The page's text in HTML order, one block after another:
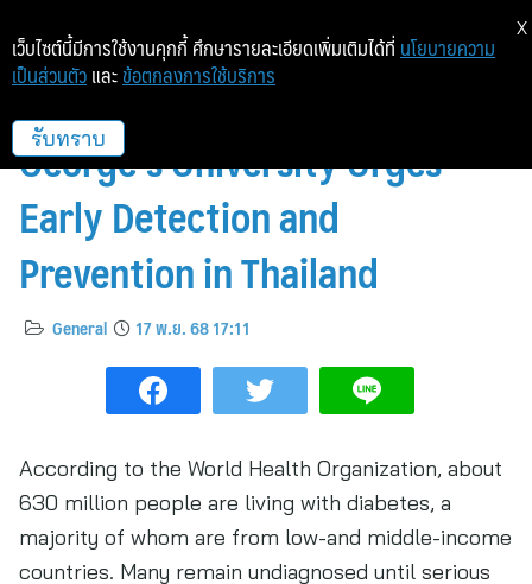
World Diabetes Day 2025: St.
George’s University Urges
Early Detection and
Prevention in Thailand
General 17 พ.ย. 68 17:11
According to the World Health Organization, about
630 million people are living with diabetes, a
majority of whom are from low-and middle-income
countries. Many remain undiagnosed until serious
เว็บไซต์นี้มีการใช้งานคุกกี้ ศึกษารายละเอียดเพิ่มเติมได้ที่ นโยบายความ
เป็นส่วนตัว และ ข้อตกลงการใช้บริการ
รับทราบ
X